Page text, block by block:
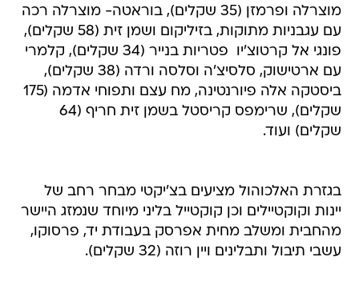
מוצרלה ופרמזן (35 שקלים), בוראטה- מוצרלה רכה
עם עגבניות מתוקות, בזיליקום ושמן זית (58 שקלים),
פונגי אל קרטוצ'יו  פטריות בנייר (34 שקלים), קלמרי
עם ארטישוק, סלסיצ'ה וסלסה ורדה (38 שקלים),
ביסטקה אלה פיורנטינה, מח עצם ותפוחי אדמה (175
שקלים), שרימפס קריסטל בשמן זית חריף (64
שקלים) ועוד.
בגזרת האלכוהול מציעים בצ'יקטי מבחר רחב של
יינות וקוקטיילים וכן קוקטייל בליני מיוחד שנמזג היישר
מהחבית ומשלב מחית אפרסק בעבודת יד, פרסוקו,
עשבי תיבול ותבלינים ויין רוזה (32 שקלים).